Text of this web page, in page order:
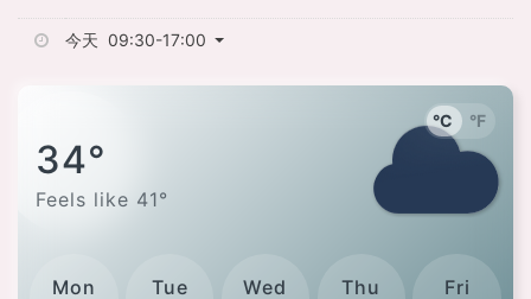
今天 09:30-17:00
°C °F
34°
Feels like 41°
Mon Tue Wed Thu Fri